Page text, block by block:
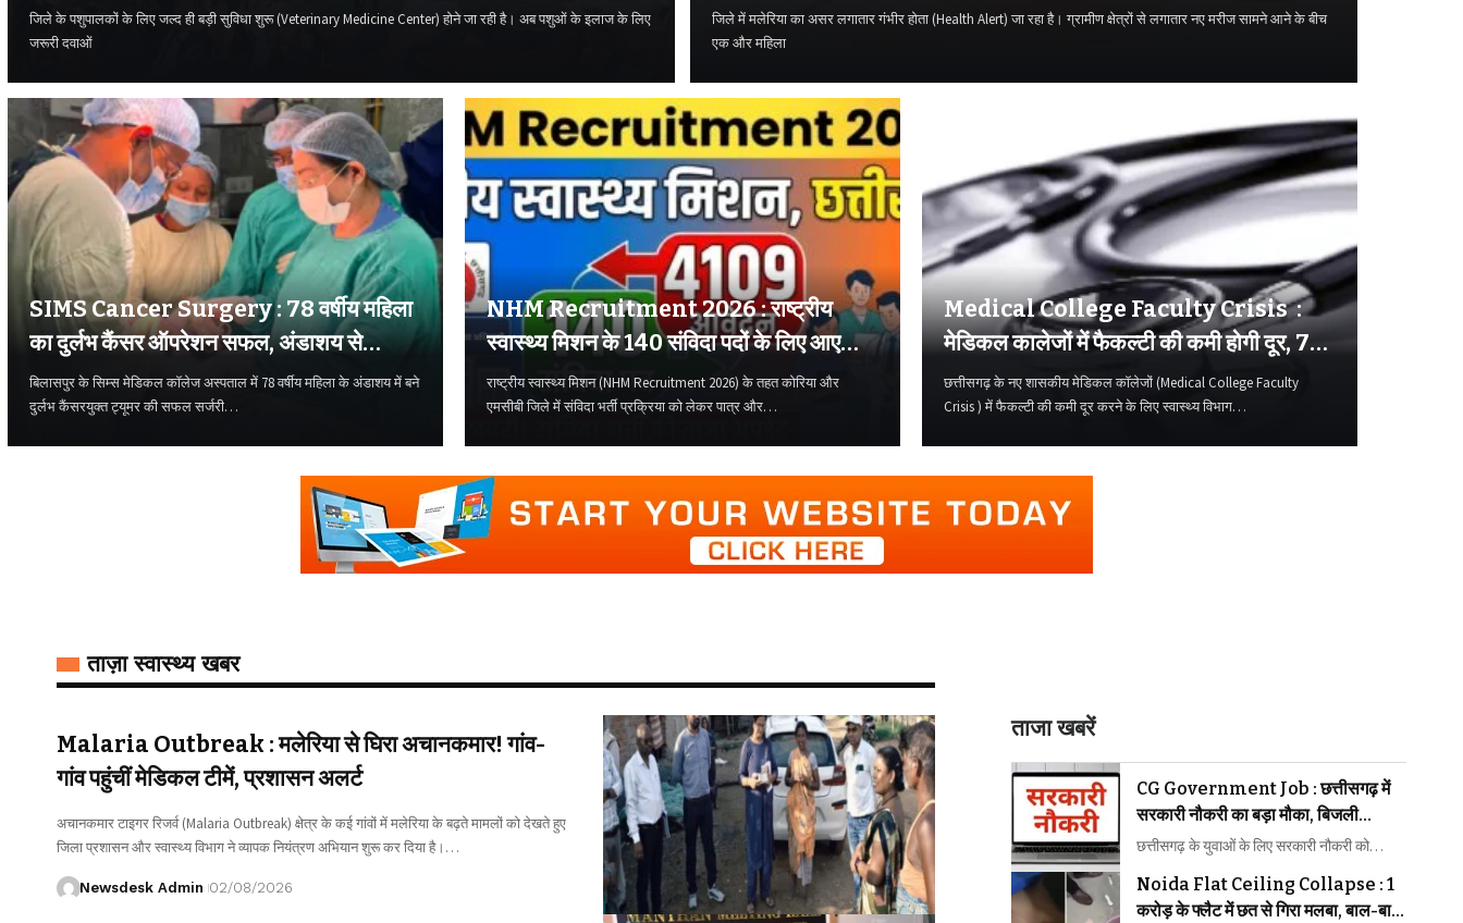
प्रदेश का पहला पशु औषधि केंद्र
जिले के पशुपालकों के लिए जल्द ही बड़ी सुविधा शुरू (Veterinary Medicine Center) होने जा रही है। अब पशुओं के इलाज के लिए
जरूरी दवाओं
चिंता
जिले में मलेरिया का असर लगातार गंभीर होता (Health Alert) जा रहा है। ग्रामीण क्षेत्रों से लगातार नए मरीज सामने आने के बीच
एक और महिला
SIMS Cancer Surgery : 78 वर्षीय महिला
का दुर्लभ कैंसर ऑपरेशन सफल, अंडाशय से
निकला एक किलो का ट्यूमर
बिलासपुर के सिम्स मेडिकल कॉलेज अस्पताल में 78 वर्षीय महिला के अंडाशय में बने
दुर्लभ कैंसरयुक्त ट्यूमर की सफल सर्जरी…
NHM Recruitment 2026 : राष्ट्रीय
स्वास्थ्य मिशन के 140 संविदा पदों के लिए आए
4109 आवेदन
राष्ट्रीय स्वास्थ्य मिशन (NHM Recruitment 2026) के तहत कोरिया और
एमसीबी जिले में संविदा भर्ती प्रक्रिया को लेकर पात्र और…
Medical College Faculty Crisis :
मेडिकल कालेजों में फैकल्टी की कमी होगी दूर, 70
डाक्टरों को मिलेगा प्रमोशन
छत्तीसगढ़ के नए शासकीय मेडिकल कॉलेजों (Medical College Faculty
Crisis ) में फैकल्टी की कमी दूर करने के लिए स्वास्थ्य विभाग…
ताज़ा स्वास्थ्य खबर
Malaria Outbreak : मलेरिया से घिरा अचानकमार! गांव-
गांव पहुंचीं मेडिकल टीमें, प्रशासन अलर्ट
अचानकमार टाइगर रिजर्व (Malaria Outbreak) क्षेत्र के कई गांवों में मलेरिया के बढ़ते मामलों को देखते हुए
जिला प्रशासन और स्वास्थ्य विभाग ने व्यापक नियंत्रण अभियान शुरू कर दिया है।…
Newsdesk Admin 02/08/2026
ताजा खबरें
CG Government Job : छत्तीसगढ़ में
सरकारी नौकरी का बड़ा मौका, बिजली
कंपनियों में पहली बार 1235 पदों पर भर्ती
छत्तीसगढ़ के युवाओं के लिए सरकारी नौकरी को…
Noida Flat Ceiling Collapse : 1
करोड़ के फ्लैट में छत से गिरा मलबा, बाल-बाल